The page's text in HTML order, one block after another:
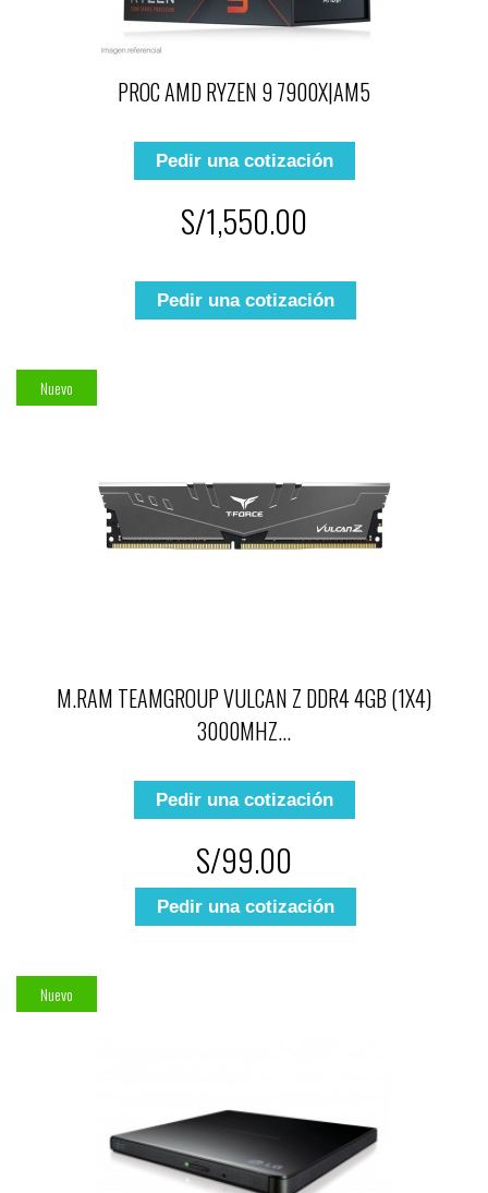
PROC AMD RYZEN 9 7900X|AM5
Pedir una cotización
S/1,550.00
Pedir una cotización
Nuevo
M.RAM TEAMGROUP VULCAN Z DDR4 4GB (1X4)
3000MHZ...
Pedir una cotización
S/99.00
Pedir una cotización
Nuevo